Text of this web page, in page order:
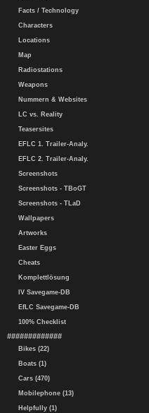
Facts / Technology
Characters
Locations
Map
Radiostations
Weapons
Nummern & Websites
LC vs. Reality
Teasersites
EFLC 1. Trailer-Analy.
EFLC 2. Trailer-Analy.
Screenshots
Screenshots - TBoGT
Screenshots - TLaD
Wallpapers
Artworks
Easter Eggs
Cheats
Komplettlösung
IV Savegame-DB
EfLC Savegame-DB
100% Checklist
#############
Bikes (22)
Boats (1)
Cars (470)
Mobilephone (13)
Helpfully (1)